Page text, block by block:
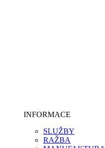
INFORMACE
SLUŽBY
RAŽBA